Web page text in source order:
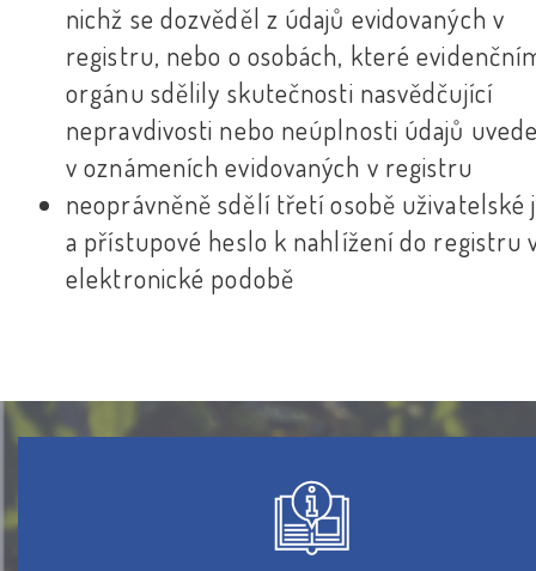
nichž se dozvěděl z údajů evidovaných v
registru, nebo o osobách, které
orgánu sdělily skutečnosti nasvědčující
nepravdivosti nebo neúplnosti údajů
v oznámeních evidovaných v registru
neoprávněně sdělí třetí osobě uživatelské
a přístupové heslo k nahlížení do registru
elektronické podobě